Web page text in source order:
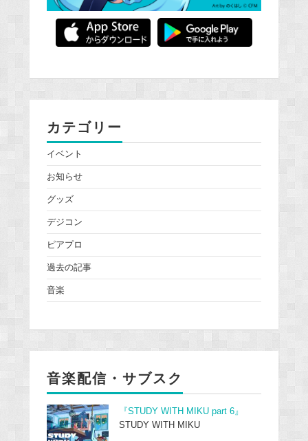
カテゴリー
イベント
お知らせ
グッズ
デジコン
ピアプロ
過去の記事
音楽
音楽配信・サブスク
『STUDY WITH MIKU part 6』
STUDY WITH MIKU